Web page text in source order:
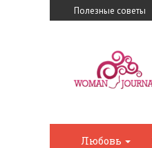
Полезные советы
Любовь